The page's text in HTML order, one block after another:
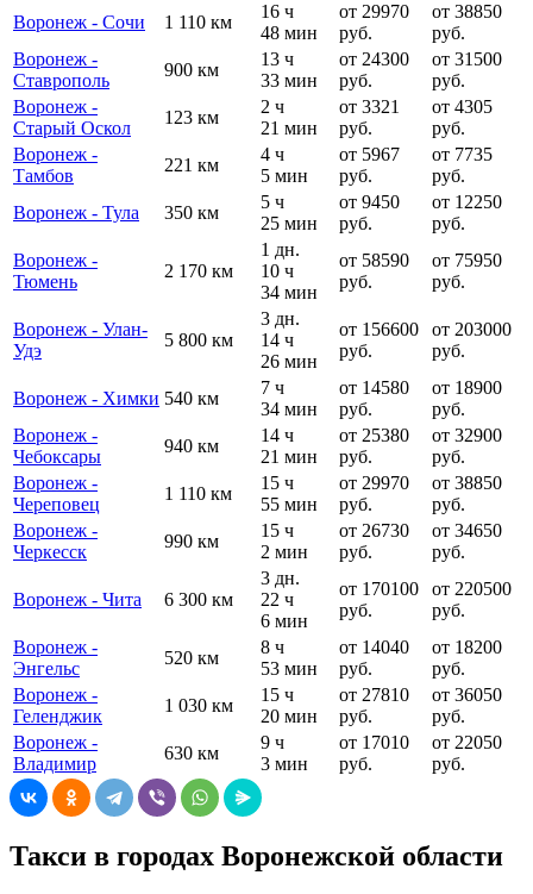
Воронеж - Сочи
1 110 км
16 ч
48 мин
от 29970
руб.
от 38850
руб.
Воронеж -
Ставрополь
900 км
13 ч
33 мин
от 24300
руб.
от 31500
руб.
Воронеж -
Старый Оскол
123 км
2 ч
21 мин
от 3321
руб.
от 4305
руб.
Воронеж -
Тамбов
221 км
4 ч
5 мин
от 5967
руб.
от 7735
руб.
Воронеж - Тула
350 км
5 ч
25 мин
от 9450
руб.
от 12250
руб.
Воронеж -
Тюмень
2 170 км
1 дн.
10 ч
34 мин
от 58590
руб.
от 75950
руб.
Воронеж - Улан-
Удэ
5 800 км
3 дн.
14 ч
26 мин
от 156600
руб.
от 203000
руб.
Воронеж - Химки 540 км
7 ч
34 мин
от 14580
руб.
от 18900
руб.
Воронеж -
Чебоксары
940 км
14 ч
21 мин
от 25380
руб.
от 32900
руб.
Воронеж -
Череповец
1 110 км
15 ч
55 мин
от 29970
руб.
от 38850
руб.
Воронеж -
Черкесск
990 км
15 ч
2 мин
от 26730
руб.
от 34650
руб.
Воронеж - Чита 6 300 км
3 дн.
22 ч
6 мин
от 170100
руб.
от 220500
руб.
Воронеж -
Энгельс
520 км
8 ч
53 мин
от 14040
руб.
от 18200
руб.
Воронеж -
Геленджик
1 030 км
15 ч
20 мин
от 27810
руб.
от 36050
руб.
Воронеж -
Владимир
630 км
9 ч
3 мин
от 17010
руб.
от 22050
руб.
Такси в городах Воронежской области